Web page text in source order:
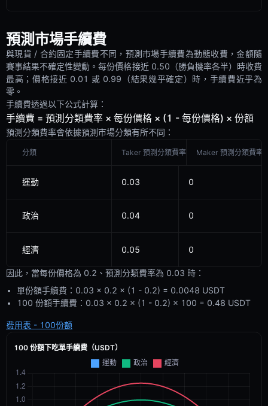
預測市場手續費
與現貨 / 合約固定手續費不同，預測市場手續費為動態收費，金額隨
賽事結果不確定性變動。每份價格接近 0.50（勝負機率各半）時收費
最高；價格接近 0.01 或 0.99（結果幾乎確定）時，手續費近乎為
零。
手續費透過以下公式計算：
手續費 = 預測分類費率 × 每份價格 × (1 - 每份價格) × 份額
預測分類費率會依據預測市場分類有所不同：
分類 Taker 預測分類費率 Maker 預測分類費率
運動 0.03 0
政治 0.04 0
經濟 0.05 0
因此，當每份價格為 0.2、預測分類費率為 0.03 時：
單份額手續費：0.03 × 0.2 × (1 - 0.2) = 0.0048 USDT
100 份額手續費：0.03 × 0.2 × (1 - 0.2) × 100 = 0.48 USDT
费用表 - 100份额
100 份額下吃單手續費（USDT）